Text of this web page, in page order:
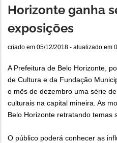
Horizonte ganha
exposições
criado em 05/12/2018 - atualizado em
A Prefeitura de Belo Horizonte,
de Cultura e da Fundação
o mês de dezembro uma série
culturais na capital mineira. As
Belo Horizonte retratando temas
O público poderá conhecer as